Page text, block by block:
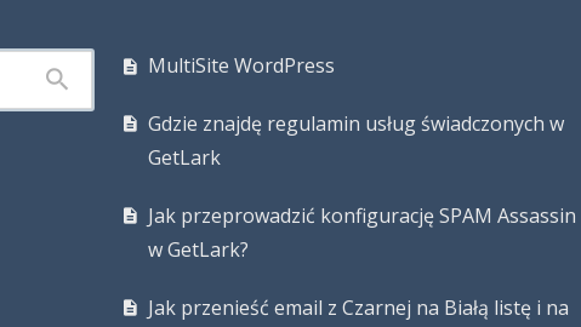
MultiSite WordPress
Gdzie znajdę regulamin usług świadczonych w
GetLark
Jak przeprowadzić konfigurację SPAM Assassin
w GetLark?
Jak przenieść email z Czarnej na Białą listę i na